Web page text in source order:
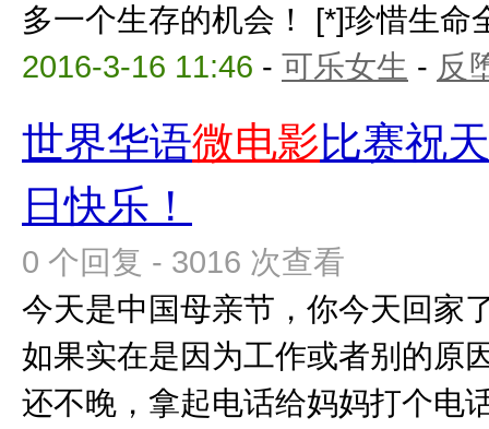
多一个生存的机会！ [*]珍惜生命
2016-3-16 11:46 - 可乐女生 - 反
世界华语微电影比赛祝
日快乐！
0 个回复 - 3016 次查看
今天是中国母亲节，你今天回家
如果实在是因为工作或者别的原
还不晚，拿起电话给妈妈打个电